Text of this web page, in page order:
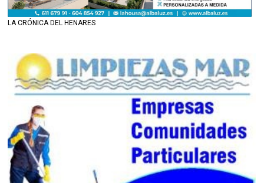
LA CRÓNICA DEL HENARES